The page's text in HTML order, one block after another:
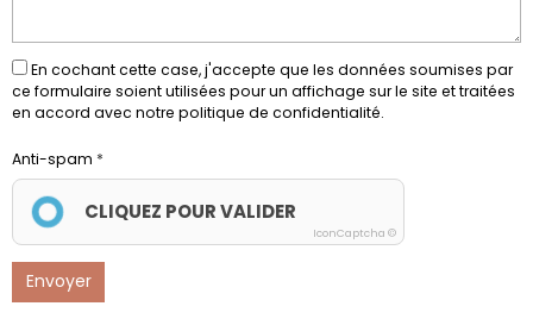
En cochant cette case, j'accepte que les données soumises par
ce formulaire soient utilisées pour un affichage sur le site et traitées
en accord avec notre politique de confidentialité.
Anti-spam
CLIQUEZ POUR VALIDER
IconCaptcha ©
Envoyer